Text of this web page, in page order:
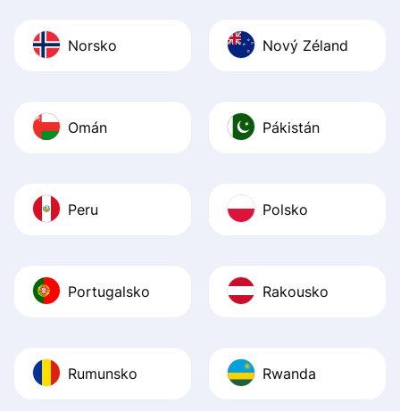
Norsko Nový Zéland
Omán Pákistán
Peru Polsko
Portugalsko Rakousko
Rumunsko Rwanda